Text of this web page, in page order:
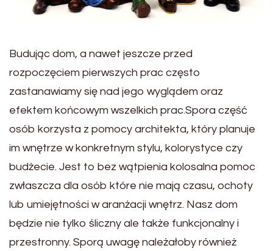
Budując dom, a nawet jeszcze przed
rozpoczęciem pierwszych prac często
zastanawiamy się nad jego wyglądem oraz
efektem końcowym wszelkich prac.Spora część
osób korzysta z pomocy architekta, który planuje
im wnętrze w konkretnym stylu, kolorystyce czy
budżecie. Jest to bez wątpienia kolosalna pomoc
zwłaszcza dla osób które nie mają czasu, ochoty
lub umiejętności w aranżacji wnętrz. Nasz dom
będzie nie tylko śliczny ale także funkcjonalny i
przestronny. Sporą uwagę należałoby również